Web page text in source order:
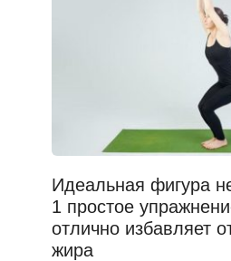
Идеальная фигура
1 простое
отлично избавляет
жира